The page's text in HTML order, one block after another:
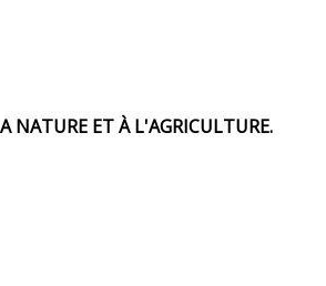
NATURE ET À L'AGRICULTURE.